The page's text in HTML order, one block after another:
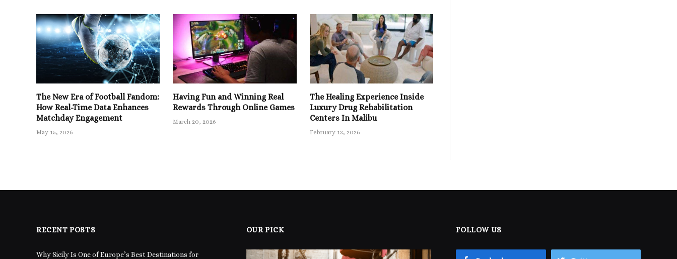
The New Era of Football Fandom:
How Real-Time Data Enhances
Matchday Engagement
May 15, 2026
Having Fun and Winning Real
Rewards Through Online Games
March 20, 2026
The Healing Experience Inside
Luxury Drug Rehabilitation
Centers In Malibu
February 13, 2026
RECENT POSTS
Why Sicily Is One of Europe’s Best Destinations for
OUR PICK FOLLOW US